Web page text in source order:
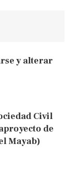
y alterar
Civil
de
Mayab)